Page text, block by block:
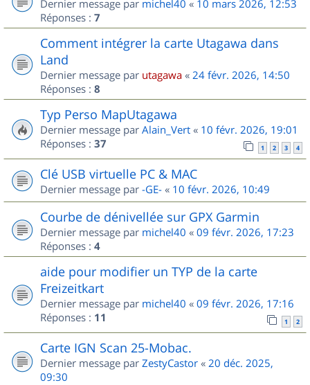
Dernier message par michel40 « 10 mars 2026, 12:53
Réponses : 7
Comment intégrer la carte Utagawa dans
Land
Dernier message par utagawa « 24 févr. 2026, 14:50
Réponses : 8
Typ Perso MapUtagawa
Dernier message par Alain_Vert « 10 févr. 2026, 19:01
Réponses : 37 1 2 3 4
Clé USB virtuelle PC & MAC
Dernier message par -GE- « 10 févr. 2026, 10:49
Courbe de dénivellée sur GPX Garmin
Dernier message par michel40 « 09 févr. 2026, 17:23
Réponses : 4
aide pour modifier un TYP de la carte
Freizeitkart
Dernier message par michel40 « 09 févr. 2026, 17:16
Réponses : 11 1 2
Carte IGN Scan 25-Mobac.
Dernier message par ZestyCastor « 20 déc. 2025,
09:30